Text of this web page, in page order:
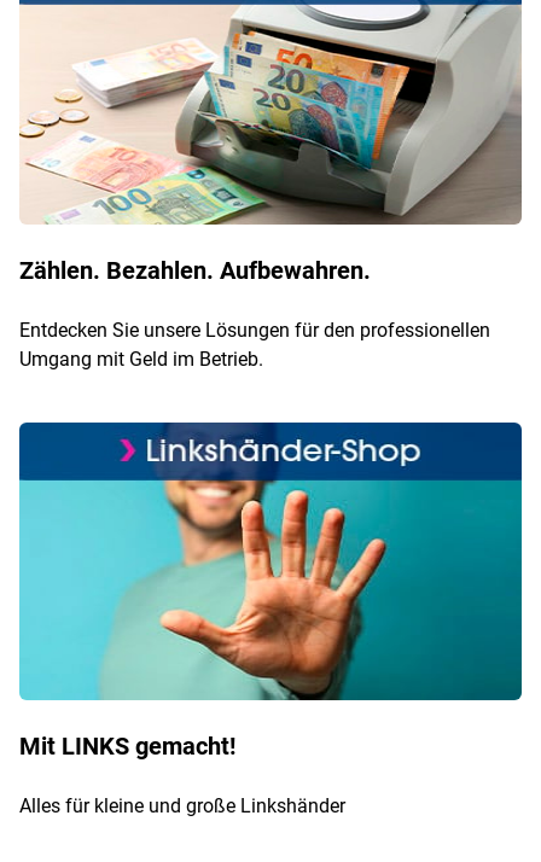
Zählen. Bezahlen. Aufbewahren.
Entdecken Sie unsere Lösungen für den professionellen
Umgang mit Geld im Betrieb.
Mit LINKS gemacht!
Alles für kleine und große Linkshänder